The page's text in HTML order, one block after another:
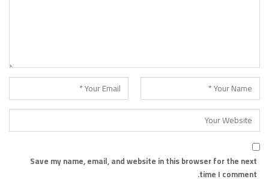
Save my name, email, and website in this browser for the next
time I comment.